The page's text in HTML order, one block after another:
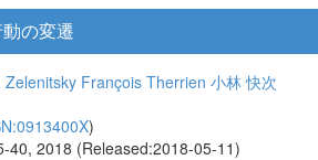
の変遷
Zelenitsky François Therrien 小林 快次
)
40, 2018 (Released:2018-05-11)